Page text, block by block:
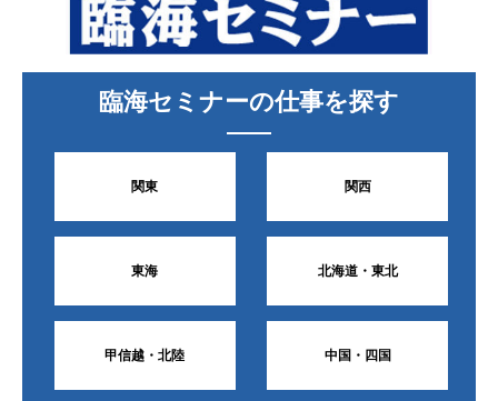
臨海セミナーの仕事を探す
関東 関西
東海 北海道・東北
甲信越・北陸 中国・四国